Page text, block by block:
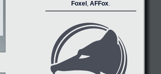
Foxel , AFFox.